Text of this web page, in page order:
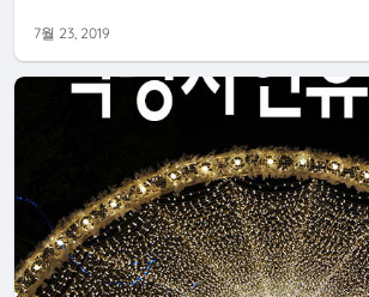
7월 23, 2019